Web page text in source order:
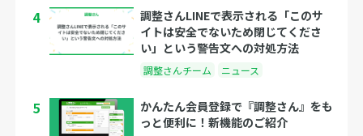
4
調整さんLINEで表示される「このサ
イトは安全でないため閉じてくださ
い」という警告文への対処方法
調整さんチーム ニュース
5
かんたん会員登録で『調整さん』をも
っと便利に！新機能のご紹介